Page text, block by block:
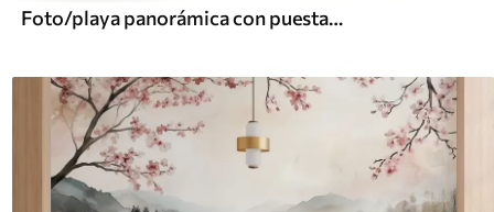
Foto/playa panorámica con puesta de sol